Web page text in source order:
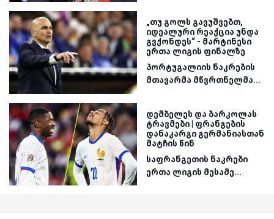
„თუ გოლს გავუშვებთ,
იდეალური რეაქცია უნდა
გვქონდეს“ - მარტინესი
ერთა ლიგის ფინალზე
პორტუგალიის ნაკრების
მთავარმა მწვრთნელმა...
დემბელეს და ბარკოლას
ტრავმები | ფრანგების
დანაკარგი გერმანიასთან
მატჩის წინ
საფრანგეთის ნაკრები
ერთა ლიგის მესამე...